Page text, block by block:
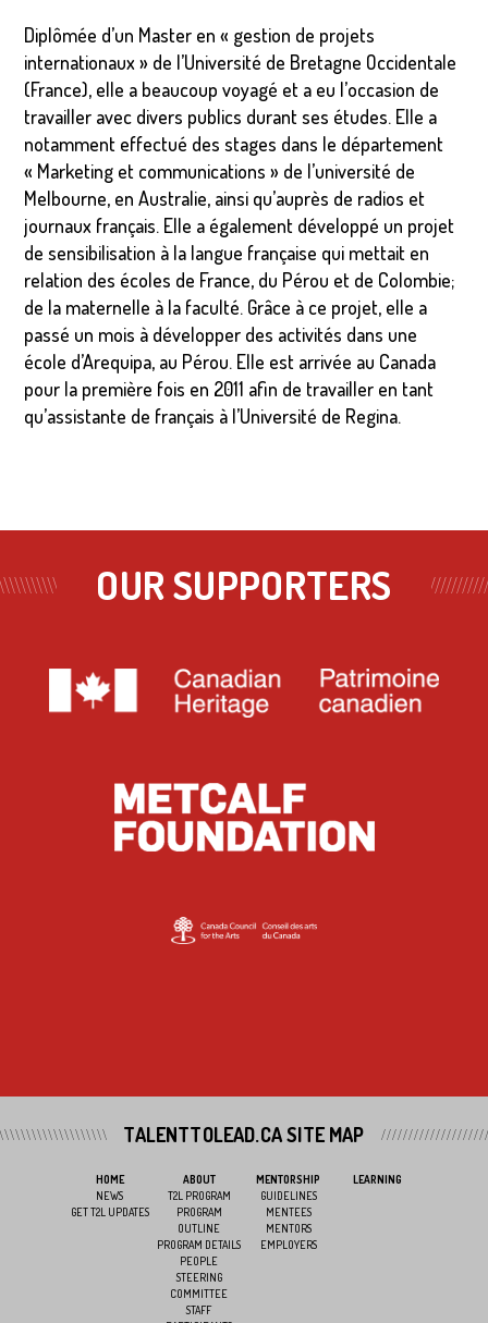
Diplômée d’un Master en « gestion de projets
internationaux » de l’Université de Bretagne Occidentale
(France), elle a beaucoup voyagé et a eu l’occasion de
travailler avec divers publics durant ses études. Elle a
notamment effectué des stages dans le département
« Marketing et communications » de l’université de
Melbourne, en Australie, ainsi qu’auprès de radios et
journaux français. Elle a également développé un projet
de sensibilisation à la langue française qui mettait en
relation des écoles de France, du Pérou et de Colombie;
de la maternelle à la faculté. Grâce à ce projet, elle a
passé un mois à développer des activités dans une
école d’Arequipa, au Pérou. Elle est arrivée au Canada
pour la première fois en 2011 afin de travailler en tant
qu’assistante de français à l’Université de Regina.
OUR SUPPORTERS
TALENTTOLEAD.CA SITE MAP
HOME
NEWS
GET T2L UPDATES
ABOUT
T2L PROGRAM
PROGRAM
OUTLINE
PROGRAM DETAILS
PEOPLE
STEERING
COMMITTEE
STAFF
MENTORSHIP
GUIDELINES
MENTEES
MENTORS
EMPLOYERS
LEARNING